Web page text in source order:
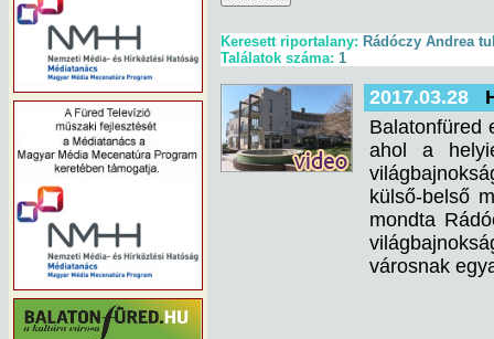
Keresett riportalany: Rádóczy Andrea
Találatok száma: 1
2017.03.28
Balatonfüred
ahol a
külső-belső
mondta
városnak